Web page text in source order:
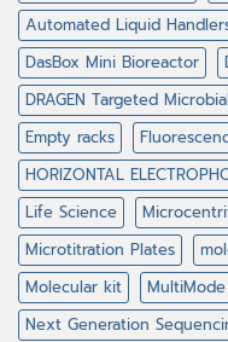
Automated Liquid
DasBox Mini Bioreactor
DRAGEN Targeted
Empty racks
HORIZONTAL
Life Science
Microtitration Plates
Molecular kit
Next Generation